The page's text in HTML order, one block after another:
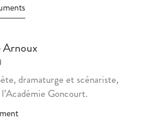
Arnoux
dramaturge et scénariste,
Goncourt.